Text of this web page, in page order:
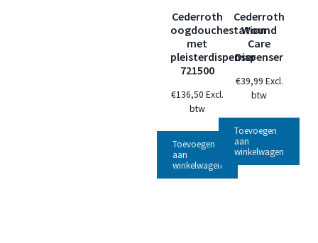
Cederroth
oogdouchestation
met
pleisterdispenser
721500
€136,50 Excl.
btw
Toevoegen
aan
winkelwagen
Cederroth
Wound
Care
Dispenser
€39,99 Excl.
btw
Toevoegen
aan
winkelwagen